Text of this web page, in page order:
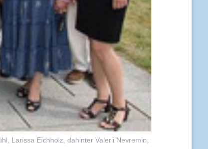
Larissa Eichholz, dahinter Valerii Nevremin,